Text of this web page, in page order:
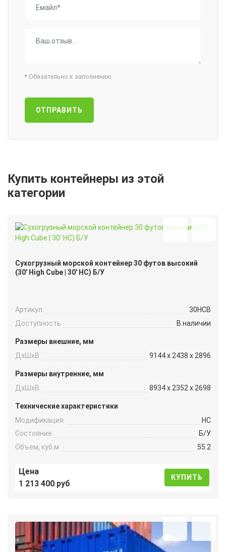
* Обязательно к заполнению
ОТПРАВИТЬ
Купить контейнеры из этой
категории
Сухогрузный морской контейнер 30 футов высокий
(30′ High Cube | 30′ HC) Б/У
Артикул
30HCB
Доступность
В наличии
Размеры внешние, мм
ДxШxВ
9144 x 2438 x 2896
Размеры внутренние, мм
ДxШxВ
8934 x 2352 x 2698
Технические характеристики
Модификация
HC
Состояние
Б/У
Объем, куб.м
55.2
Цена
1 213 400 руб
КУПИТЬ